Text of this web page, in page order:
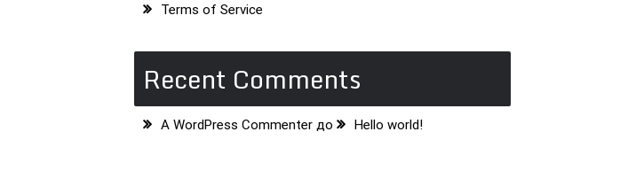
Terms of Service
Recent Comments
A WordPress Commenter до Hello world!